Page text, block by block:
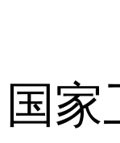
国家